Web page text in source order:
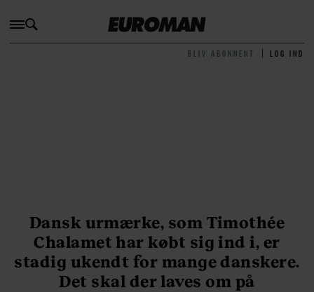
BLIV ABONNENT LOG IND
Dansk urmærke, som Timothée
Chalamet har købt sig ind i, er
stadig ukendt for mange danskere.
Det skal der laves om på